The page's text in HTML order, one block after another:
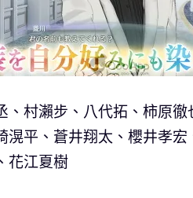
、村瀨步、八代拓、柿原
滉平、蒼井翔太、櫻井孝
花江夏樹